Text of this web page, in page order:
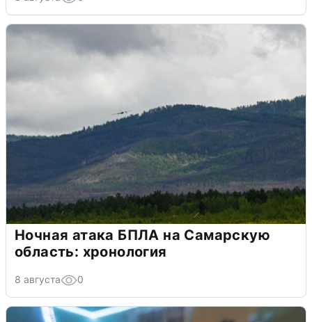
Ночная атака БПЛА на Самарскую
область: хронология
8 августа 0